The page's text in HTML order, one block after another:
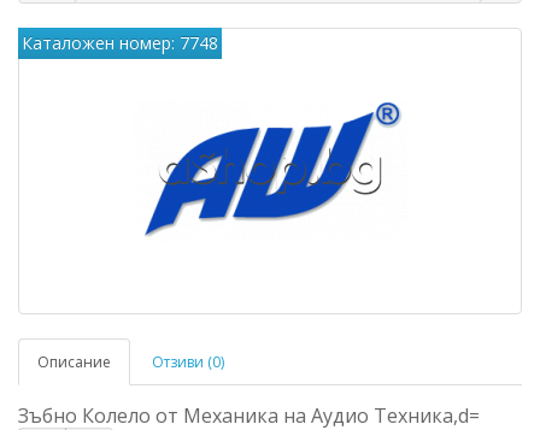
Каталожен номер: 7748
Описание Отзиви (0)
Зъбно Колело от Механика на Аудио Техника,d=